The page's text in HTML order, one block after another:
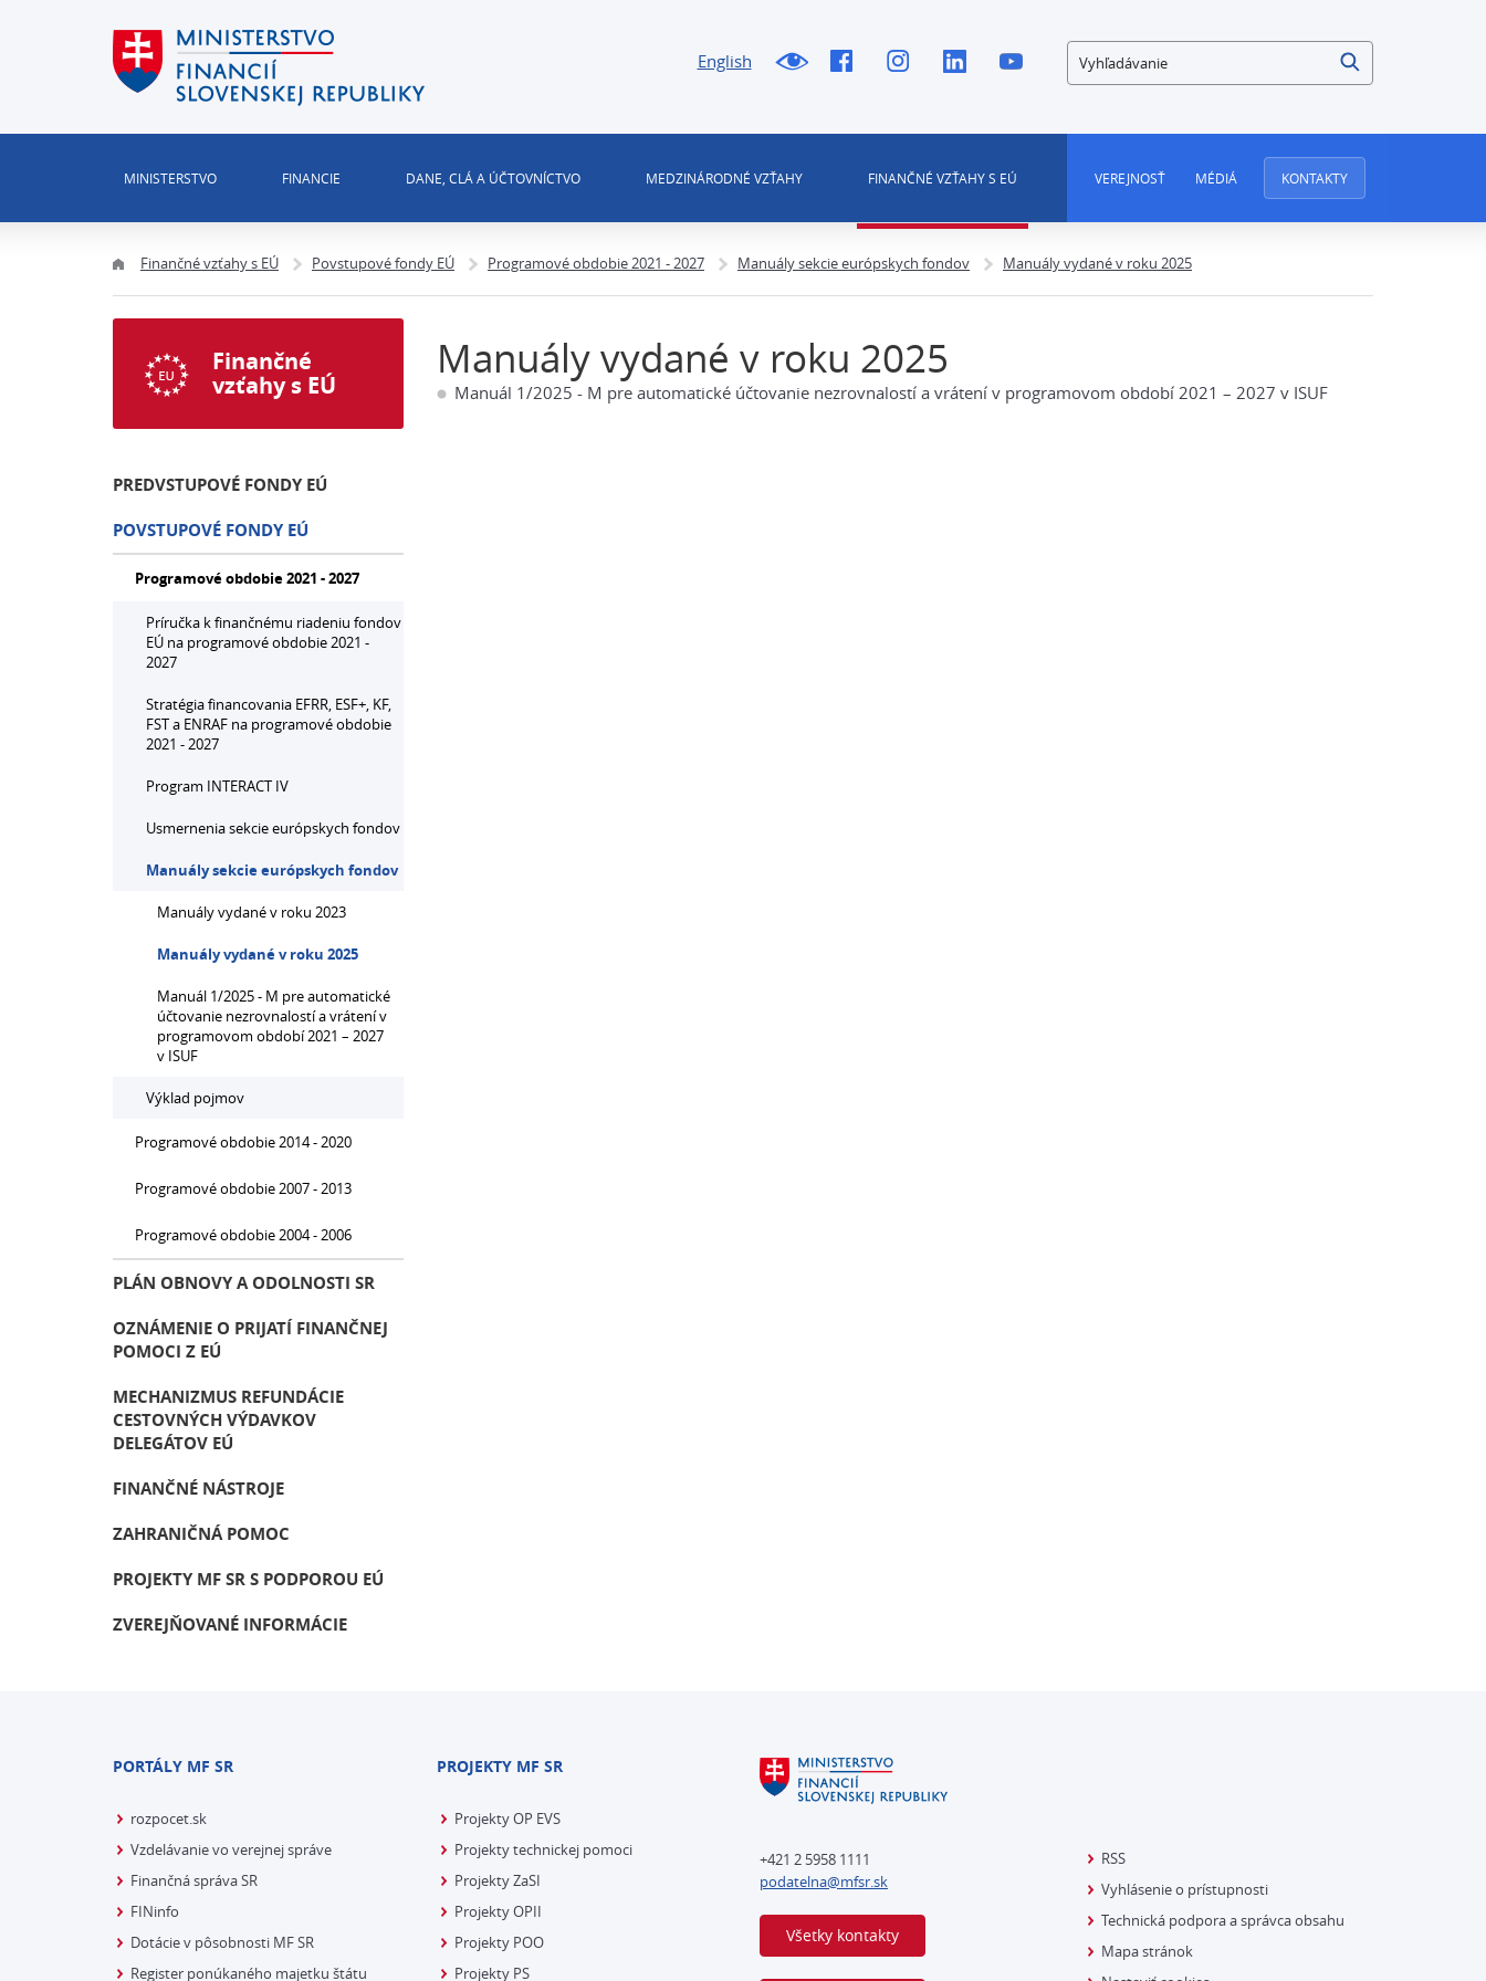
English Vyhľadávanie
MINISTERSTVO FINANCIE DANE, CLÁ A ÚČTOVNÍCTVO MEDZINÁRODNÉ VZŤAHY FINANČNÉ VZŤAHY S EÚ VEREJNOSŤ MÉDIÁ KONTAKTY
Finančné vzťahy s EÚ Povstupové fondy EÚ Programové obdobie 2021 - 2027 Manuály sekcie európskych fondov Manuály vydané v roku 2025
Manuály vydané v roku 2025
Manuál 1/2025 - M pre automatické účtovanie nezrovnalostí a vrátení v programovom období 2021 – 2027 v ISUF
Finančné
vzťahy s EÚ
PREDVSTUPOVÉ FONDY EÚ
POVSTUPOVÉ FONDY EÚ
Programové obdobie 2021 - 2027
Príručka k finančnému riadeniu fondov
EÚ na programové obdobie 2021 -
2027
Stratégia financovania EFRR, ESF+, KF,
FST a ENRAF na programové obdobie
2021 - 2027
Program INTERACT IV
Usmernenia sekcie európskych fondov
Manuály sekcie európskych fondov
Manuály vydané v roku 2023
Manuály vydané v roku 2025
Manuál 1/2025 - M pre automatické
účtovanie nezrovnalostí a vrátení v
programovom období 2021 – 2027
v ISUF
Výklad pojmov
Programové obdobie 2014 - 2020
Programové obdobie 2007 - 2013
Programové obdobie 2004 - 2006
PLÁN OBNOVY A ODOLNOSTI SR
OZNÁMENIE O PRIJATÍ FINANČNEJ
POMOCI Z EÚ
MECHANIZMUS REFUNDÁCIE
CESTOVNÝCH VÝDAVKOV
DELEGÁTOV EÚ
FINANČNÉ NÁSTROJE
ZAHRANIČNÁ POMOC
PROJEKTY MF SR S PODPOROU EÚ
ZVEREJŇOVANÉ INFORMÁCIE
PORTÁLY MF SR
rozpocet.sk
Vzdelávanie vo verejnej správe
Finančná správa SR
FINinfo
Dotácie v pôsobnosti MF SR
Register ponúkaného majetku štátu
PROJEKTY MF SR
Projekty OP EVS
Projekty technickej pomoci
Projekty ZaSI
Projekty OPII
Projekty POO
Projekty PS
+421 2 5958 1111
podatelna@mfsr.sk
Všetky kontakty
RSS
Vyhlásenie o prístupnosti
Technická podpora a správca obsahu
Mapa stránok